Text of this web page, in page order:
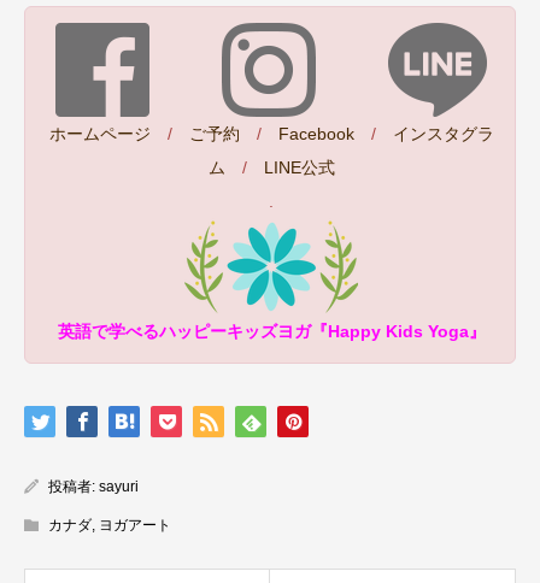
ホームページ / ご予約 / Facebook/ インスタグラ
ム
/ LINE公式
英語で学べるハッピーキッズヨガ『Happy Kids Yoga』
投稿者: sayuri
カナダ, ヨガアート